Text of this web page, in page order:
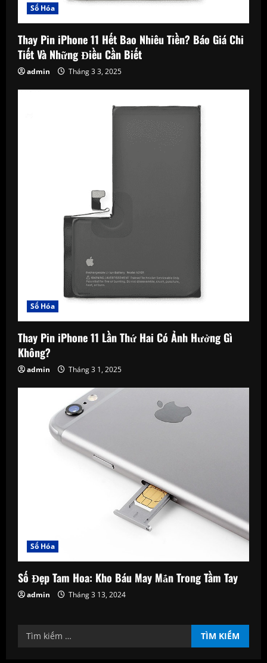
Số Hóa
Thay Pin iPhone 11 Hết Bao Nhiêu Tiền? Báo Giá Chi
Tiết Và Những Điều Cần Biết
admin Tháng 3 3, 2025
Số Hóa
Thay Pin iPhone 11 Lần Thứ Hai Có Ảnh Hưởng Gì
Không?
admin Tháng 3 1, 2025
Số Hóa
Số Đẹp Tam Hoa: Kho Báu May Mắn Trong Tầm Tay
admin Tháng 3 13, 2024
Tìm
kiếm